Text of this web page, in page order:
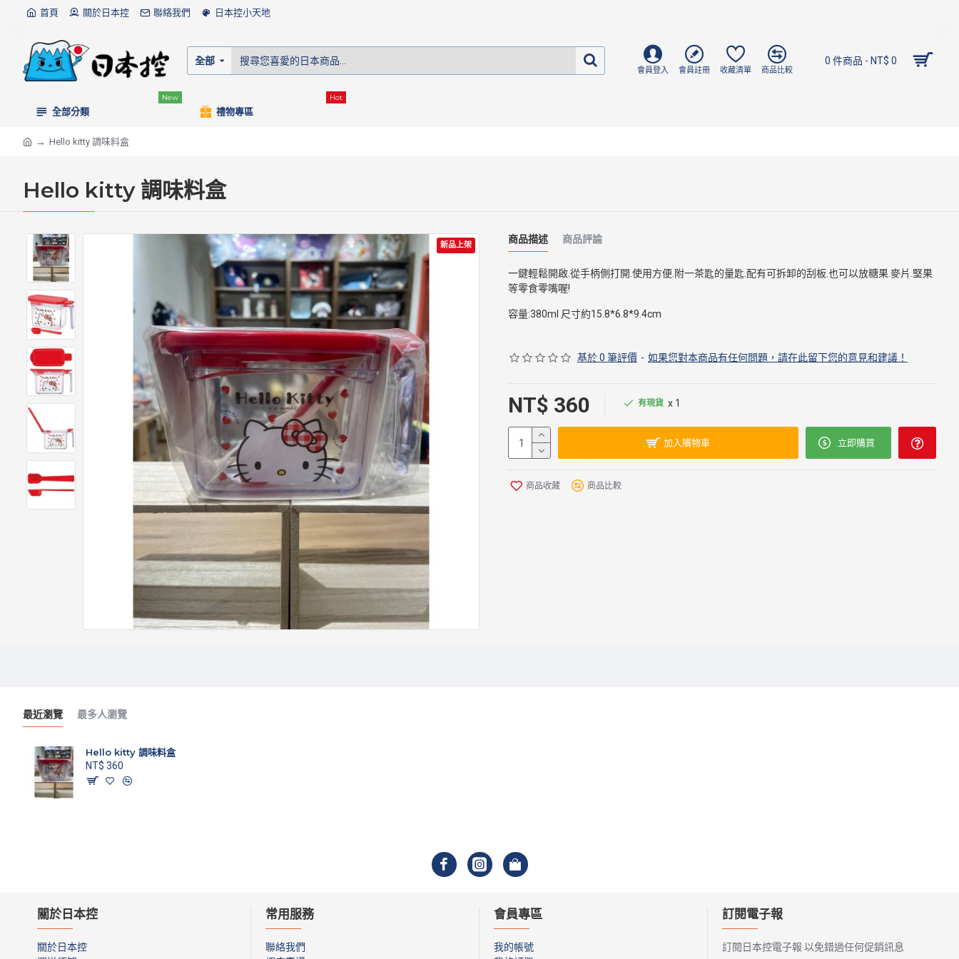
首頁 關於日本控 聯絡我們 日本控小天地
全部
會員登入 會員註冊 收藏清單 商品比較
0 件商品 - NT$ 0
全部分類
New
禮物專區
Hot
Hello kitty 調味料盒
Hello kitty 調味料盒
新品上架 商品描述 商品評論
一鍵輕鬆開啟.從手柄側打開.使用方便.附一茶匙的量匙.配有可拆卸的刮板.也可以放糖果.麥片.堅果
等零食零嘴喔!
容量:380ml 尺寸約15.8*6.8*9.4cm
基於 0 筆評價 - 如果您對本商品有任何問題，請在此留下您的意見和建議！
NT$ 360 有現貨 x 1
加入購物車 立即購買
商品收藏 商品比較
最近瀏覽 最多人瀏覽
Hello kitty 調味料盒
NT$ 360
關於日本控
關於日本控
常用服務
聯絡我們
會員專區
我的帳號
訂閱電子報
訂閱日本控電子報 以免錯過任何促銷訊息